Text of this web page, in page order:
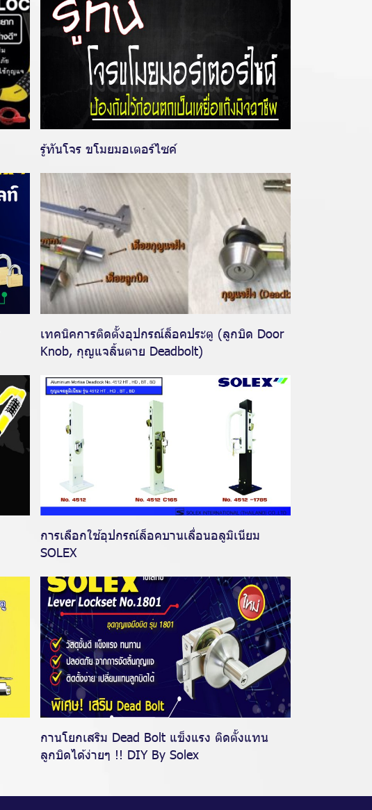
รู้ทันโจร ขโมยมอเตอร์ไซค์
เทคนิคการติดตั้งอุปกรณ์ล็อคประตู (ลูกบิด Door
Knob, กุญแจลิ้นตาย Deadbolt)
การเลือกใช้อุปกรณ์ล็อคบานเลื่อนอลูมิเนียม
SOLEX
กานโยกเสริม Dead Bolt แข็งแรง ติดตั้งแทน
ลูกบิดได้ง่ายๆ !! DIY By Solex